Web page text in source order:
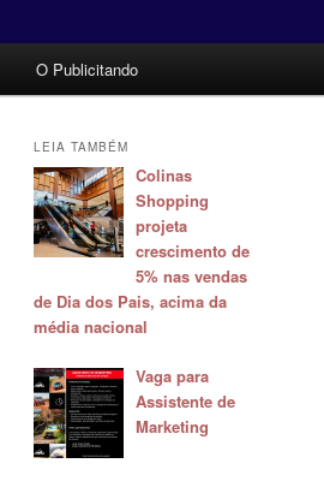
O Publicitando
LEIA TAMBÉM
Colinas
Shopping
projeta
crescimento de
5% nas vendas
de Dia dos Pais, acima da
média nacional
Vaga para
Assistente de
Marketing